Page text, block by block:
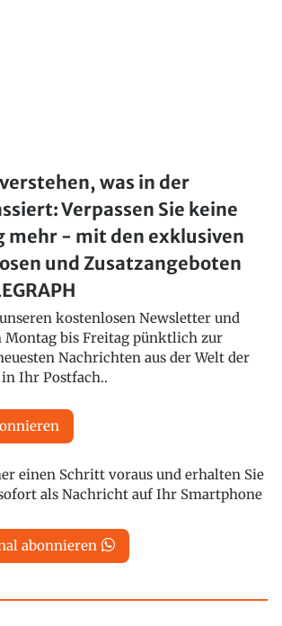
was in der
Verpassen Sie keine
mehr - mit den exklusiven
und Zusatzangeboten
kostenlosen Newsletter und
Montag bis Freitag pünktlich zur
Nachrichten aus der Welt der
Ihr Postfach..
einen Schritt voraus und erhalten Sie
als Nachricht auf Ihr Smartphone
abonnieren